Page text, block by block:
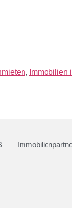
, Immobilien